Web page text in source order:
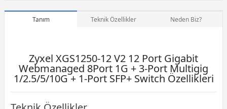
Tanım Teknik Özellikler Neden Biz?
Zyxel XGS1250-12 V2 12 Port Gigabit
Webmanaged 8Port 1G + 3-Port Multigig
1/2.5/5/10G + 1-Port SFP+ Switch Özellikleri